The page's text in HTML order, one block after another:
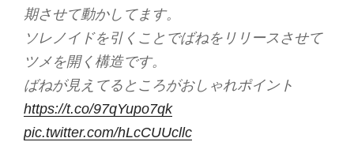
期させて動かしてます。
ソレノイドを引くことでばねをリリースさせて
ツメを開く構造です。
ばねが見えてるところがおしゃれポイント
https://t.co/97qYupo7qk
pic.twitter.com/hLcCUUcllc